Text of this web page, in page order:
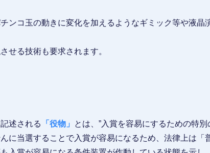
ンコ玉の動きに変化を加えるようなギミック等や液晶
せる技術も要求されます。
述される 「役物」
とは、”入賞を容易にするための特別
に当選することで入賞が容易になるため、法律上は「